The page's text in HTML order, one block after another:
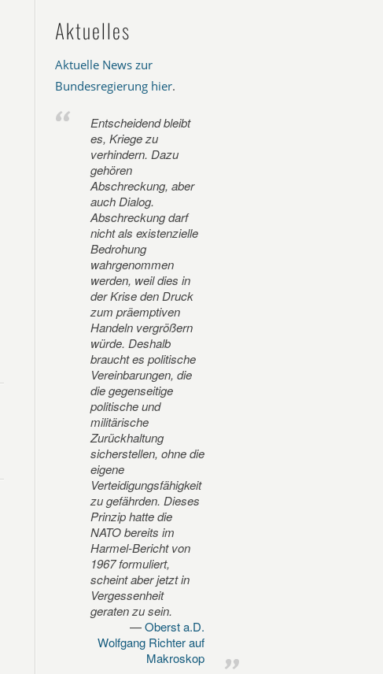
Aktuelles
Aktuelle News zur
Bundesregierung hier.
Entscheidend bleibt
es, Kriege zu
verhindern. Dazu
gehören
Abschreckung, aber
auch Dialog.
Abschreckung darf
nicht als existenzielle
Bedrohung
wahrgenommen
werden, weil dies in
der Krise den Druck
zum präemptiven
Handeln vergrößern
würde. Deshalb
braucht es politische
Vereinbarungen, die
die gegenseitige
politische und
militärische
Zurückhaltung
sicherstellen, ohne die
eigene
Verteidigungsfähigkeit
zu gefährden. Dieses
Prinzip hatte die
NATO bereits im
Harmel-Bericht von
1967 formuliert,
scheint aber jetzt in
Vergessenheit
geraten zu sein.
Oberst a.D.
Wolfgang Richter auf
Makroskop